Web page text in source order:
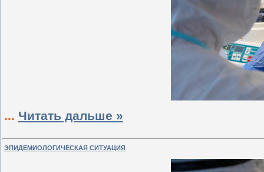
... Читать дальше »
ЭПИДЕМИОЛОГИЧЕСКАЯ СИТУАЦИЯ